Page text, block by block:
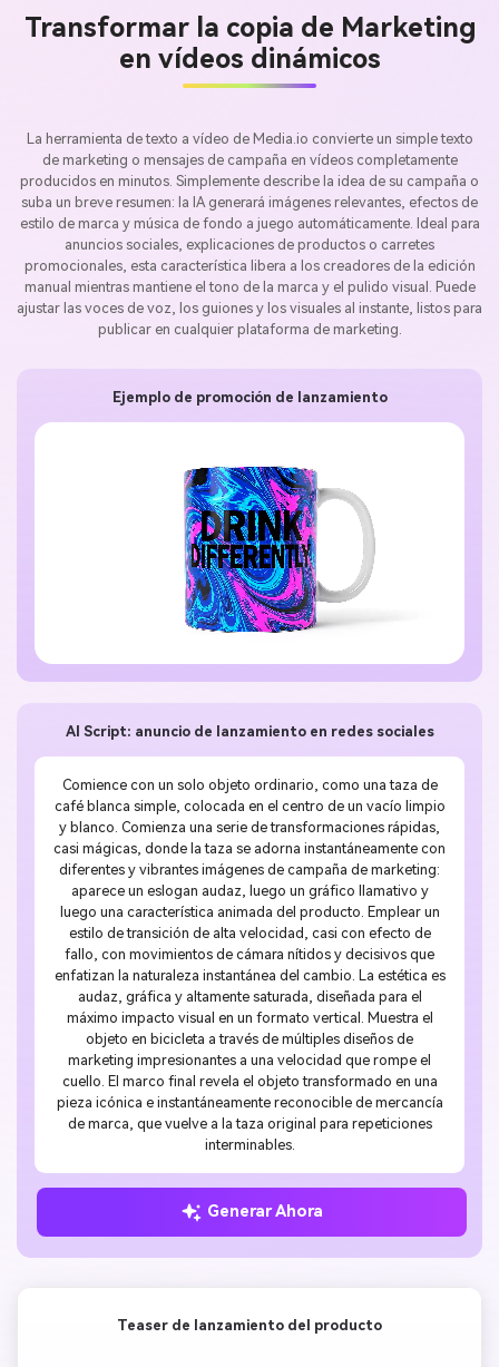
Transformar la copia de Marketing
en vídeos dinámicos
La herramienta de texto a vídeo de Media.io convierte un simple texto
de marketing o mensajes de campaña en vídeos completamente
producidos en minutos. Simplemente describe la idea de su campaña o
suba un breve resumen: la IA generará imágenes relevantes, efectos de
estilo de marca y música de fondo a juego automáticamente. Ideal para
anuncios sociales, explicaciones de productos o carretes
promocionales, esta característica libera a los creadores de la edición
manual mientras mantiene el tono de la marca y el pulido visual. Puede
ajustar las voces de voz, los guiones y los visuales al instante, listos para
publicar en cualquier plataforma de marketing.
AI Script: anuncio de lanzamiento en redes sociales
Comience con un solo objeto ordinario, como una taza de
café blanca simple, colocada en el centro de un vacío limpio
y blanco. Comienza una serie de transformaciones rápidas,
casi mágicas, donde la taza se adorna instantáneamente con
diferentes y vibrantes imágenes de campaña de marketing:
aparece un eslogan audaz, luego un gráfico llamativo y
luego una característica animada del producto. Emplear un
estilo de transición de alta velocidad, casi con efecto de
fallo, con movimientos de cámara nítidos y decisivos que
enfatizan la naturaleza instantánea del cambio. La estética es
audaz, gráfica y altamente saturada, diseñada para el
máximo impacto visual en un formato vertical. Muestra el
objeto en bicicleta a través de múltiples diseños de
marketing impresionantes a una velocidad que rompe el
cuello. El marco final revela el objeto transformado en una
pieza icónica e instantáneamente reconocible de mercancía
de marca, que vuelve a la taza original para repeticiones
interminables.
Generar Ahora
Ejemplo de promoción de lanzamiento
Teaser de lanzamiento del producto